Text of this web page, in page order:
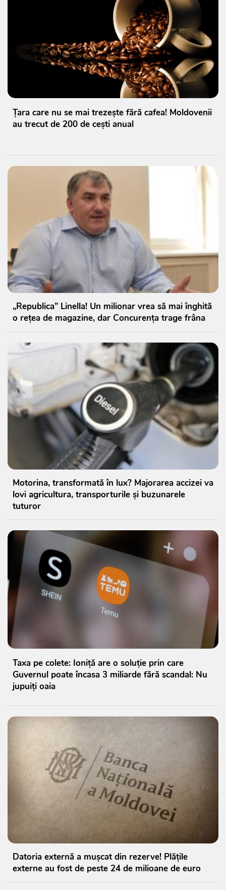
Țara care nu se mai trezește fără cafea! Moldovenii
au trecut de 200 de cești anual
„Republica” Linella! Un milionar vrea să mai înghită
o rețea de magazine, dar Concurența trage frâna
Motorina, transformată în lux? Majorarea accizei va
lovi agricultura, transporturile și buzunarele
tuturor
Taxa pe colete: Ioniță are o soluție prin care
Guvernul poate încasa 3 miliarde fără scandal: Nu
jupuiți oaia
Datoria externă a mușcat din rezerve! Plățile
externe au fost de peste 24 de milioane de euro